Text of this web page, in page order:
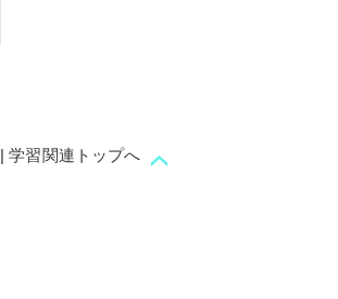
| 学習関連トップへ